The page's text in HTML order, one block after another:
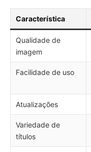
Característica
Qualidade de
imagem
Facilidade de uso
Atualizações
Variedade de
títulos